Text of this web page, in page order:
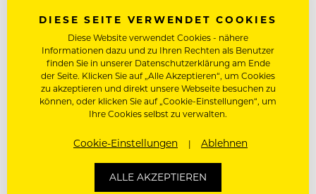
COMMIS DE SERVICE (M/W/D)
Aktivhotel Weißer Hirsch
Für unser 4-Sterne Hotel, das AKTIVHOTEL
Weisser Hirsch im Herzen Österreichs in
120 Personen und à la carte Stube für 25
Personen) suchen wir ab sofort Commis de
DIESE SEITE VERWENDET COOKIES
Diese Website verwendet Cookies - nähere
Informationen dazu und zu Ihren Rechten als Benutzer
finden Sie in unserer Datenschutzerklärung am Ende
der Seite. Klicken Sie auf „Alle Akzeptieren“, um Cookies
zu akzeptieren und direkt unsere Webseite besuchen zu
können, oder klicken Sie auf „Cookie-Einstellungen“, um
Ihre Cookies selbst zu verwalten.
Cookie-Einstellungen Ablehnen
ALLE AKZEPTIEREN